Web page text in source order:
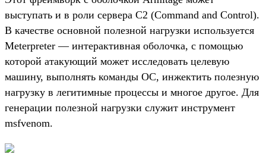
выступать и в роли сервера C2 (Command and Control).
В качестве основной полезной нагрузки используется
Meterpreter — интерактивная оболочка, с помощью
которой атакующий может исследовать целевую
машину, выполнять команды ОС, инжектить полезную
нагрузку в легитимные процессы и многое другое. Для
генерации полезной нагрузки служит инструмент
msfvenom.